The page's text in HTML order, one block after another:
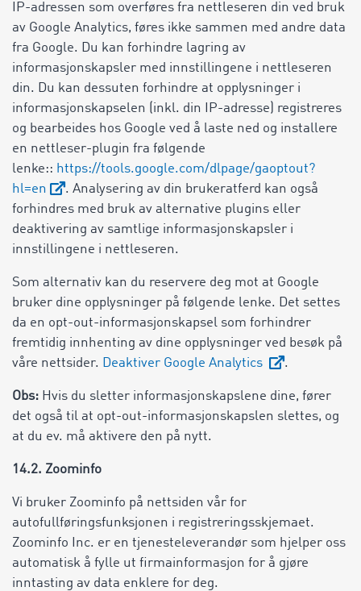
IP-adressen som overføres fra nettleseren din ved bruk
av Google Analytics, føres ikke sammen med andre data
fra Google. Du kan forhindre lagring av
informasjonskapsler med innstillingene i nettleseren
din. Du kan dessuten forhindre at opplysninger i
informasjonskapselen (inkl. din IP-adresse) registreres
og bearbeides hos Google ved å laste ned og installere
en nettleser-plugin fra følgende
lenke:: https://tools.google.com/dlpage/gaoptout?
hl=en
. Analysering av din brukeratferd kan også
forhindres med bruk av alternative plugins eller
deaktivering av samtlige informasjonskapsler i
innstillingene i nettleseren.
Som alternativ kan du reservere deg mot at Google
bruker dine opplysninger på følgende lenke. Det settes
da en opt-out-informasjonskapsel som forhindrer
fremtidig innhenting av dine opplysninger ved besøk på
våre nettsider. Deaktiver Google Analytics .
Obs: Hvis du sletter informasjonskapslene dine, fører
det også til at opt-out-informasjonskapslen slettes, og
at du ev. må aktivere den på nytt.
14.2. Zoominfo
Vi bruker Zoominfo på nettsiden vår for
autofullføringsfunksjonen i registreringsskjemaet.
Zoominfo Inc. er en tjenesteleverandør som hjelper oss
automatisk å fylle ut firmainformasjon for å gjøre
inntasting av data enklere for deg.